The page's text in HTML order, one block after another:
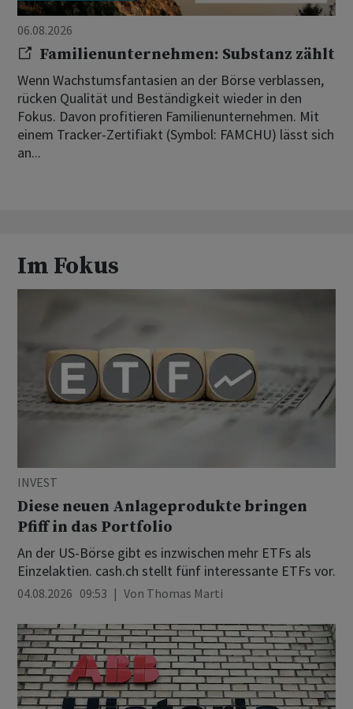
06.08.2026
Familienunternehmen: Substanz zählt
Wenn Wachstumsfantasien an der Börse verblassen,
rücken Qualität und Beständigkeit wieder in den
Fokus. Davon profitieren Familienunternehmen. Mit
einem Tracker-Zertifiakt (Symbol: FAMCHU) lässt sich
an...
Im Fokus
INVEST
Diese neuen Anlageprodukte bringen
Pfiff in das Portfolio
An der US-Börse gibt es inzwischen mehr ETFs als
Einzelaktien. cash.ch stellt fünf interessante ETFs vor.
04.08.2026 09:53 Von Thomas Marti